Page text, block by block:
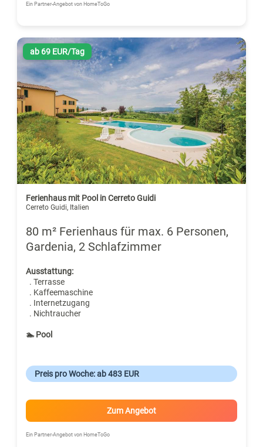
Ein Partner-Angebot von HomeToGo
ab 69 EUR/Tag
Ferienhaus mit Pool in Cerreto Guidi
Cerreto Guidi, Italien
80 m² Ferienhaus für max. 6 Personen,
Gardenia, 2 Schlafzimmer
Ausstattung:
. Terrasse
. Kaffeemaschine
. Internetzugang
. Nichtraucher
🏊 Pool
Preis pro Woche: ab 483 EUR
Zum Angebot
Ein Partner-Angebot von HomeToGo